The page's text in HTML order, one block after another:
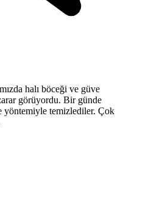
halı böceği ve güve
görüyordu. Bir günde
yöntemiyle temizlediler. Çok